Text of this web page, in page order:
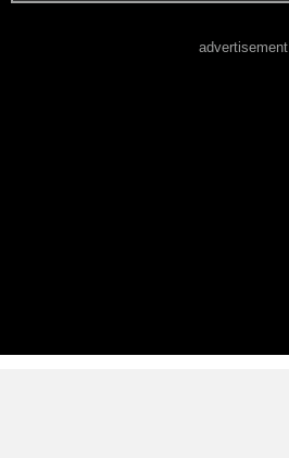
advertisement